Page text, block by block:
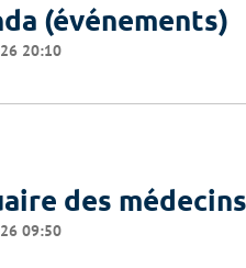
(événements)
20:10
des médecins
09:50